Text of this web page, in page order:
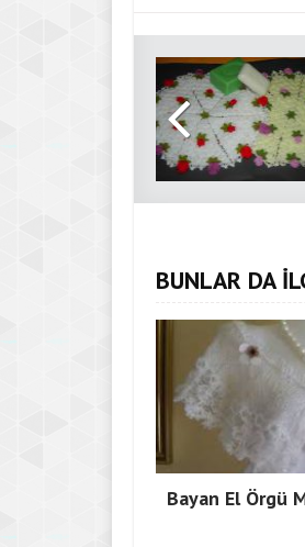
BUNLAR DA
Bayan El Örgü